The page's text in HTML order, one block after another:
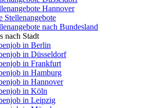
Hannover
Stellenangebote
nach Bundesland
nach Stadt
in Berlin
in Düsseldorf
in Frankfurt
in Hamburg
in Hannover
in Köln
in Leipzig